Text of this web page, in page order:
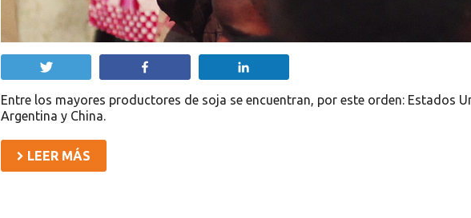
Entre los mayores productores de soja se encuentran, por este orden: Estados
Argentina y China.
LEER MÁS